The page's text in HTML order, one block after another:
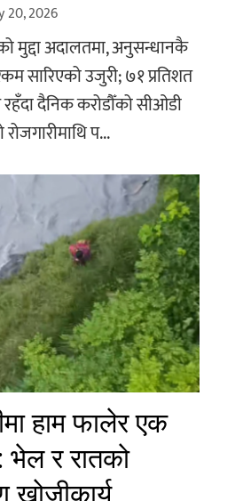
20, 2026
मुद्दा अदालतमा, अनुसन्धानकै
सारिएको उजुरी; ७१ प्रतिशत
रहँदा दैनिक करोडौँको सीओडी
प...
हाम फालेर एक
भेल र रातको